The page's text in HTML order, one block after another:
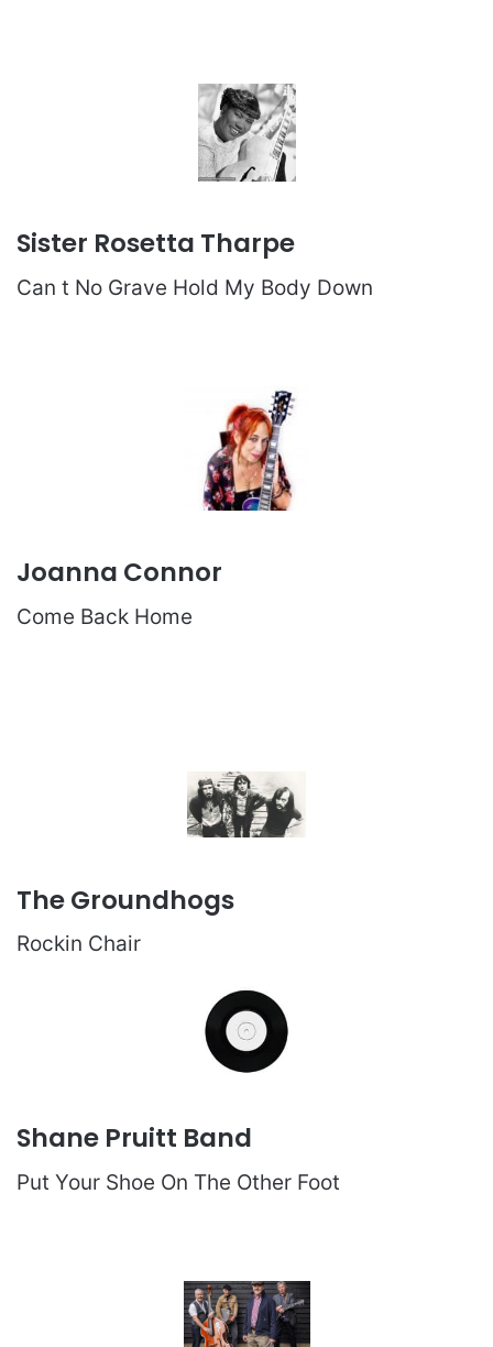
Sister Rosetta Tharpe
Can t No Grave Hold My Body Down
Joanna Connor
Come Back Home
The Groundhogs
Rockin Chair
Shane Pruitt Band
Put Your Shoe On The Other Foot